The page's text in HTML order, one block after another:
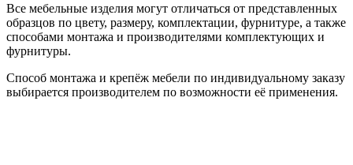
Все мебельные изделия могут отличаться от представленных
образцов по цвету, размеру, комплектации, фурнитуре, а также
способами монтажа и производителями комплектующих и
фурнитуры.
Способ монтажа и крепёж мебели по индивидуальному заказу
выбирается производителем по возможности её применения.